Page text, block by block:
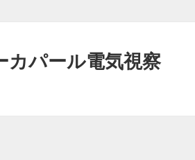
カパール電気視察